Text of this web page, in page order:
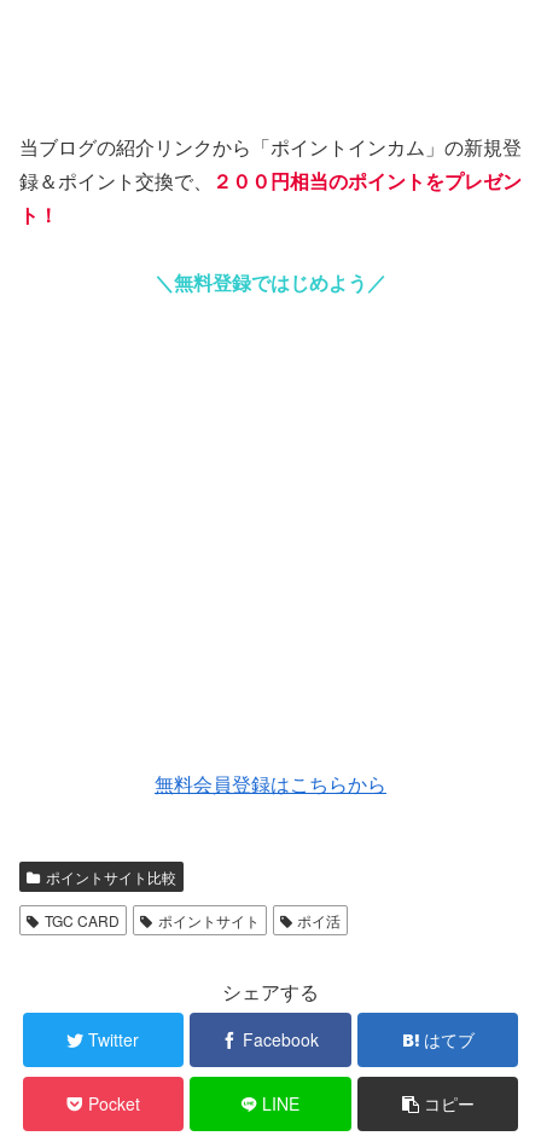
当ブログの紹介リンクから「ポイントインカム」の新規登
録＆ポイント交換で、
２００円相当のポイントをプレゼン
ト！
＼無料登録ではじめよう／
無料会員登録はこちらから
ポイントサイト比較
TGC CARD ポイントサイト ポイ活
シェアする
Twitter Facebook はてブ
Pocket LINE コピー